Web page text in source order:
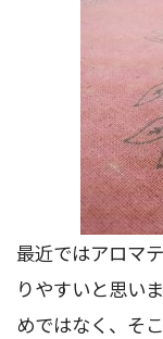
最近ではアロマ
りやすいと思い
めではなく、そ